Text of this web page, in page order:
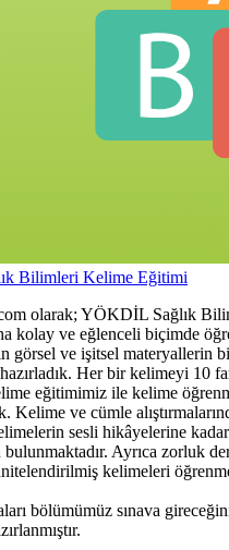
Bilimleri Kelime Eğitimi
olarak; YÖKDİL Sağlık
kolay ve eğlenceli biçimde
görsel ve işitsel materyallerin
Her bir kelimeyi 10
eğitimimiz ile kelime
Kelime ve cümle
sesli hikâyelerine
Ayrıca zorluk
kelimeleri
bölümümüz sınava